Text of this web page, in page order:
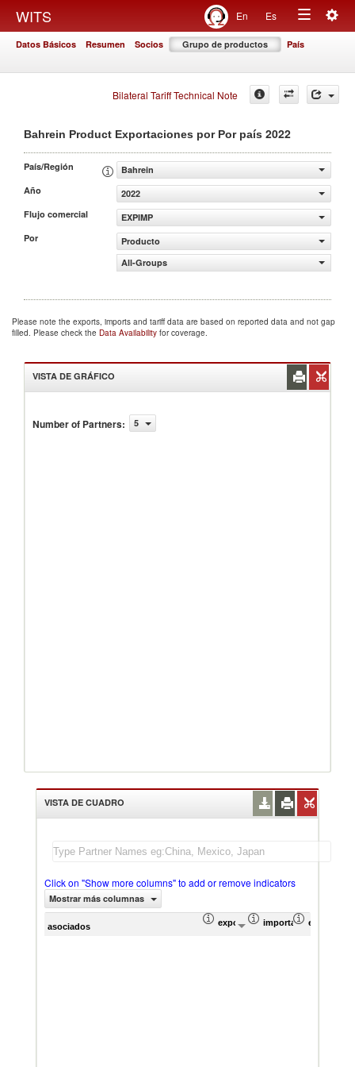
WITS En Es
Toggle
Datos Básicos Resumen Socios Grupo de productos País
Bilateral Tariff Technical Note
Bahrein Product Exportaciones por Por país 2022
País/Región
Bahrein
Año
2022
Flujo comercial
EXPIMP
Por
Producto
All-Groups
Please note the exports, imports and tariff data are based on reported data and not gap
filled. Please check the Data Availability for coverage.
VISTA DE GRÁFICO
Number of Partners: 5
VISTA DE CUADRO
Click on "Show more columns" to add or remove indicators
Mostrar más columnas
asociados exportación Valor del comercio
importación Valor del